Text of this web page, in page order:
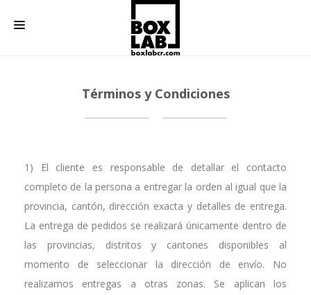
Términos y Condiciones
1) El cliente es responsable de detallar el contacto
completo de la persona a entregar la orden al igual que la
provincia, cantón, dirección exacta y detalles de entrega.
La entrega de pedidos se realizará únicamente dentro de
las provincias, distritos y cantones disponibles al
momento de seleccionar la dirección de envío. No
realizamos entregas a otras zonas. Se aplican los